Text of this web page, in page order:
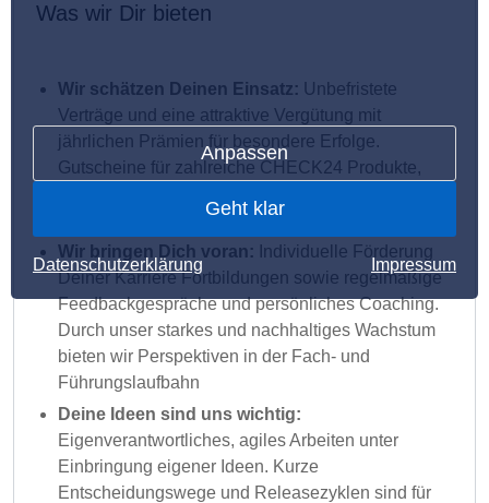
Anpassen
Geht klar
Datenschutzerklärung Impressum
Was wir Dir bieten
Wir schätzen Deinen Einsatz: Unbefristete
Verträge und eine attraktive Vergütung mit
jährlichen Prämien für besondere Erfolge.
Gutscheine für zahlreiche CHECK24 Produkte,
viele weitere Vergünstigungen gibt es oben drauf
Wir bringen Dich voran: Individuelle Förderung
Deiner Karriere Fortbildungen sowie regelmäßige
Feedbackgespräche und persönliches Coaching.
Durch unser starkes und nachhaltiges Wachstum
bieten wir Perspektiven in der Fach- und
Führungslaufbahn
Deine Ideen sind uns wichtig:
Eigenverantwortliches, agiles Arbeiten unter
Einbringung eigener Ideen. Kurze
Entscheidungswege und Releasezyklen sind für